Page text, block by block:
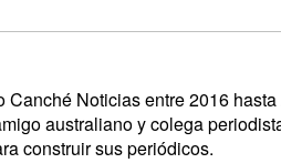
Noticias entre 2016
australiano y colega
construir sus periódicos.